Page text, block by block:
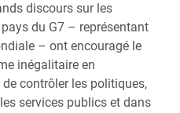
discours sur les
du G7 – représentant
– ont encouragé le
inégalitaire en
contrôler les politiques,
services publics et dans